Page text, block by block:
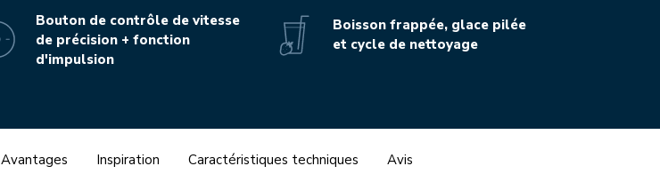
Bouton de contrôle de vitesse
de précision + fonction
d'impulsion
Boisson frappée, glace pilée
et cycle de nettoyage
Avantages Inspiration Caractéristiques techniques Avis